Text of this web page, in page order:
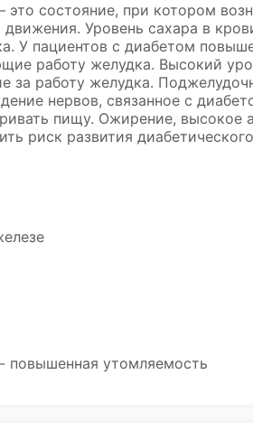
это состояние, при котором
Уровень сахара в
У пациентов с диабетом
работу желудка. Высокий
за работу желудка.
нервов, связанное с
пищу. Ожирение, высокое
риск развития
повышенная утомляемость